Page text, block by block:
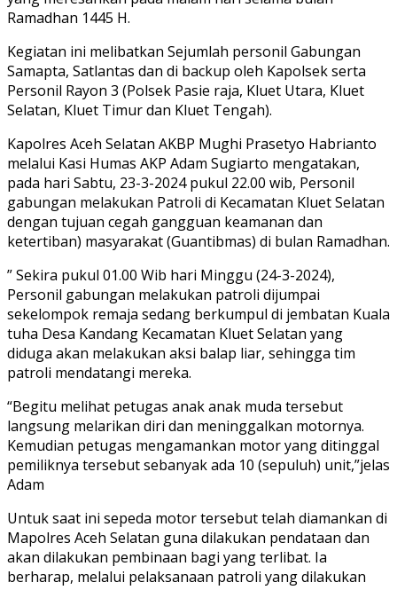
Ramadhan 1445 H.
Kegiatan ini melibatkan Sejumlah personil Gabungan
Samapta, Satlantas dan di backup oleh Kapolsek serta
Personil Rayon 3 (Polsek Pasie raja, Kluet Utara, Kluet
Selatan, Kluet Timur dan Kluet Tengah).
Kapolres Aceh Selatan AKBP Mughi Prasetyo Habrianto
melalui Kasi Humas AKP Adam Sugiarto mengatakan,
pada hari Sabtu, 23-3-2024 pukul 22.00 wib, Personil
gabungan melakukan Patroli di Kecamatan Kluet Selatan
dengan tujuan cegah gangguan keamanan dan
ketertiban) masyarakat (Guantibmas) di bulan Ramadhan.
” Sekira pukul 01.00 Wib hari Minggu (24-3-2024),
Personil gabungan melakukan patroli dijumpai
sekelompok remaja sedang berkumpul di jembatan Kuala
tuha Desa Kandang Kecamatan Kluet Selatan yang
diduga akan melakukan aksi balap liar, sehingga tim
patroli mendatangi mereka.
“Begitu melihat petugas anak anak muda tersebut
langsung melarikan diri dan meninggalkan motornya.
Kemudian petugas mengamankan motor yang ditinggal
pemiliknya tersebut sebanyak ada 10 (sepuluh) unit,”jelas
Adam
Untuk saat ini sepeda motor tersebut telah diamankan di
Mapolres Aceh Selatan guna dilakukan pendataan dan
akan dilakukan pembinaan bagi yang terlibat. Ia
berharap, melalui pelaksanaan patroli yang dilakukan